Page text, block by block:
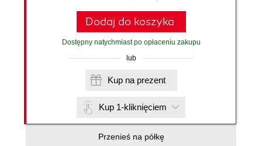
Dodaj do koszyka
Dostępny natychmiast po opłaceniu zakupu
lub
Kup na prezent
Kup 1-kliknięciem
Przenieś na półkę